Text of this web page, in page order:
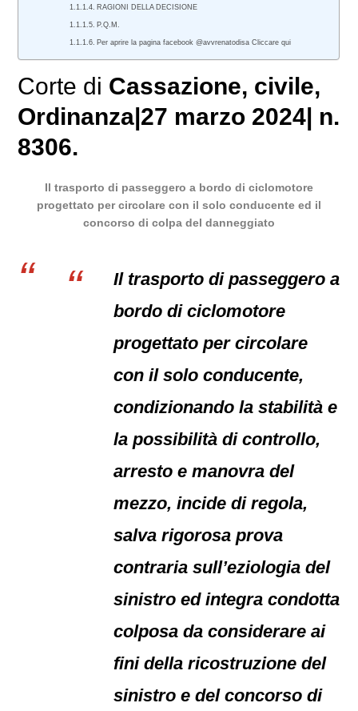
RAGIONI DELLA DECISIONE
P.Q.M.
Per aprire la pagina facebook @avvrenatodisa Cliccare qui
Corte di Cassazione, civile,
Ordinanza|27 marzo 2024| n.
8306.
Il trasporto di passeggero a bordo di ciclomotore
progettato per circolare con il solo conducente ed il
concorso di colpa del danneggiato
Il trasporto di passeggero a
bordo di ciclomotore
progettato per circolare
con il solo conducente,
condizionando la stabilità e
la possibilità di controllo,
arresto e manovra del
mezzo, incide di regola,
salva rigorosa prova
contraria sull’eziologia del
sinistro ed integra condotta
colposa da considerare ai
fini della ricostruzione del
sinistro e del concorso di